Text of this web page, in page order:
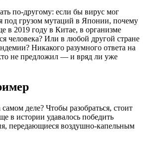
по-другому: если бы вирус мог
под грузом мутаций в Японии, почему
в 2019 году в Китае, в организме
человека? Или в любой другой стране
Никакого разумного ответа на
не предложил — и вряд ли уже
деле? Чтобы разобраться, стоит
в истории удавалось победить
передающиеся воздушно-капельным